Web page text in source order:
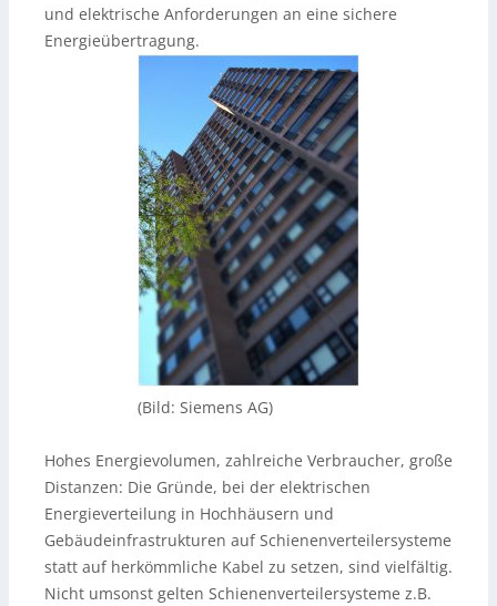
und elektrische Anforderungen an eine sichere
Energieübertragung.
(Bild: Siemens AG)
Hohes Energievolumen, zahlreiche Verbraucher, große
Distanzen: Die Gründe, bei der elektrischen
Energieverteilung in Hochhäusern und
Gebäudeinfrastrukturen auf Schienenverteilersysteme
statt auf herkömmliche Kabel zu setzen, sind vielfältig.
Nicht umsonst gelten Schienenverteilersysteme z.B.